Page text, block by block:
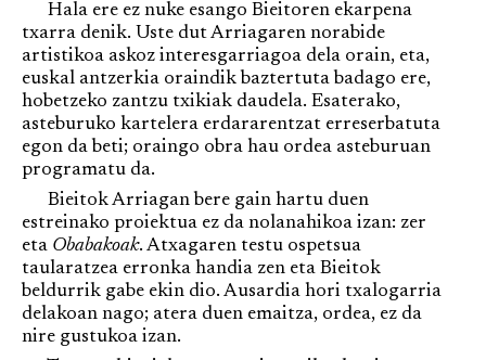
Hala ere ez nuke esango Bieitoren ekarpena
txarra denik. Uste dut Arriagaren norabide
artistikoa askoz interesgarriagoa dela orain, eta,
euskal antzerkia oraindik baztertuta badago ere,
hobetzeko zantzu txikiak daudela. Esaterako,
asteburuko kartelera erdararentzat erreserbatuta
egon da beti; oraingo obra hau ordea asteburuan
programatu da.
Bieitok Arriagan bere gain hartu duen
estreinako proiektua ez da nolanahikoa izan: zer
eta Obabakoak. Atxagaren testu ospetsua
taularatzea erronka handia zen eta Bieitok
beldurrik gabe ekin dio. Ausardia hori txalogarria
delakoan nago; atera duen emaitza, ordea, ez da
nire gustukoa izan.